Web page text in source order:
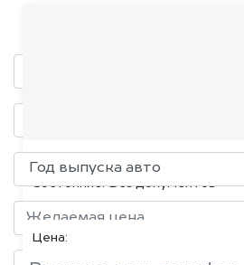
Volkswagen Jetta, 2015
Состояние:Без документов
Цена: